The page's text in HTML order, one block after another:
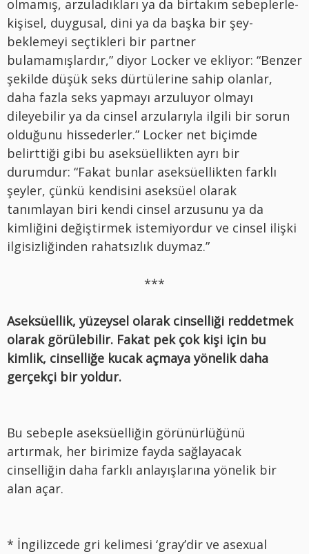
olmamış, arzuladıkları ya da birtakım sebeplerle-
kişisel, duygusal, dini ya da başka bir şey-
beklemeyi seçtikleri bir partner
bulamamışlardır,” diyor Locker ve ekliyor: “Benzer
şekilde düşük seks dürtülerine sahip olanlar,
daha fazla seks yapmayı arzuluyor olmayı
dileyebilir ya da cinsel arzularıyla ilgili bir sorun
olduğunu hissederler.” Locker net biçimde
belirttiği gibi bu aseksüellikten ayrı bir
durumdur: “Fakat bunlar aseksüellikten farklı
şeyler, çünkü kendisini aseksüel olarak
tanımlayan biri kendi cinsel arzusunu ya da
kimliğini değiştirmek istemiyordur ve cinsel ilişki
ilgisizliğinden rahatsızlık duymaz.”
***
Aseksüellik, yüzeysel olarak cinselliği reddetmek
olarak görülebilir. Fakat pek çok kişi için bu
kimlik, cinselliğe kucak açmaya yönelik daha
gerçekçi bir yoldur.
Bu sebeple aseksüelliğin görünürlüğünü
artırmak, her birimize fayda sağlayacak
cinselliğin daha farklı anlayışlarına yönelik bir
alan açar.
* İngilizcede gri kelimesi ‘gray’dir ve asexual